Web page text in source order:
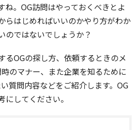
ね。OG訪問はやっておくべきとよ
らはじめればいいのかやり方がわか
のではないでしょうか？
るOGの探し方、依頼するときのメ
のマナー、また企業を知るために
質問内容などをご紹介します。OG
にしてください。